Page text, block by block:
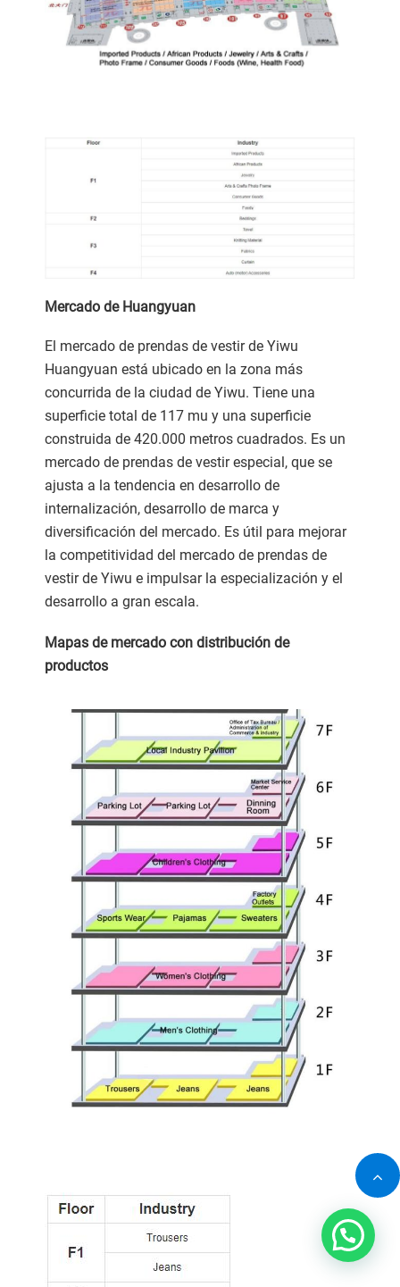
Mercado de Huangyuan
El mercado de prendas de vestir de Yiwu
Huangyuan está ubicado en la zona más
concurrida de la ciudad de Yiwu. Tiene una
superficie total de 117 mu y una superficie
construida de 420.000 metros cuadrados. Es un
mercado de prendas de vestir especial, que se
ajusta a la tendencia en desarrollo de
internalización, desarrollo de marca y
diversificación del mercado. Es útil para mejorar
la competitividad del mercado de prendas de
vestir de Yiwu e impulsar la especialización y el
desarrollo a gran escala.
Mapas de mercado con distribución de
productos